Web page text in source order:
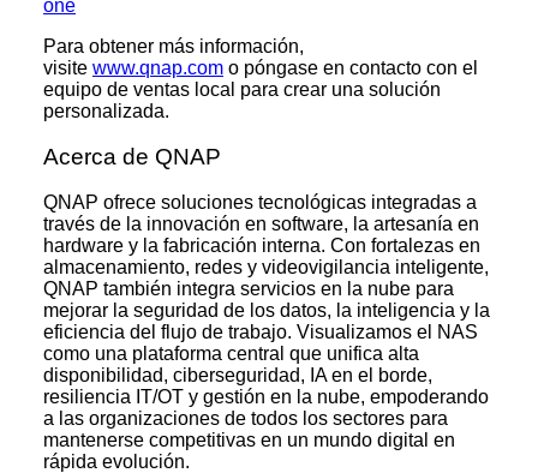
one
Para obtener más información,
visite www.qnap.com o póngase en contacto con el
equipo de ventas local para crear una solución
personalizada.
Acerca de QNAP
QNAP ofrece soluciones tecnológicas integradas a
través de la innovación en software, la artesanía en
hardware y la fabricación interna. Con fortalezas en
almacenamiento, redes y videovigilancia inteligente,
QNAP también integra servicios en la nube para
mejorar la seguridad de los datos, la inteligencia y la
eficiencia del flujo de trabajo. Visualizamos el NAS
como una plataforma central que unifica alta
disponibilidad, ciberseguridad, IA en el borde,
resiliencia IT/OT y gestión en la nube, empoderando
a las organizaciones de todos los sectores para
mantenerse competitivas en un mundo digital en
rápida evolución.